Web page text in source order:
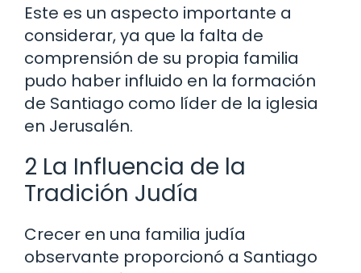
Este es un aspecto importante a
considerar, ya que la falta de
comprensión de su propia familia
pudo haber influido en la formación
de Santiago como líder de la iglesia
en Jerusalén.
2 La Influencia de la
Tradición Judía
Crecer en una familia judía
observante proporcionó a Santiago